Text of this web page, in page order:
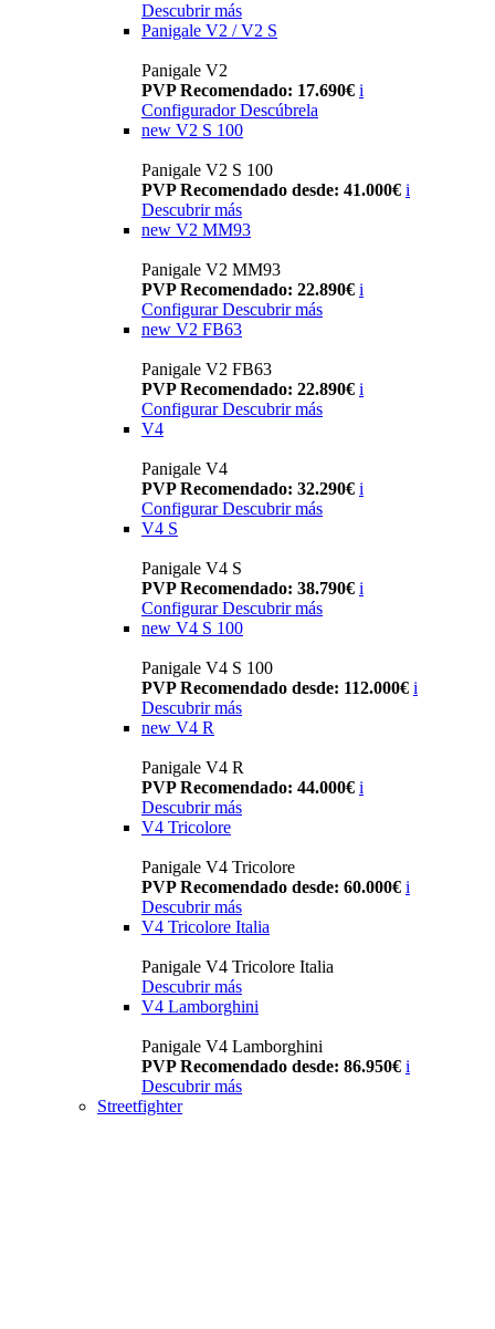
Descubrir más
Panigale V2 / V2 S
Panigale V2
PVP Recomendado: 17.690€ i
Configurador Descúbrela
new V2 S 100
Panigale V2 S 100
PVP Recomendado desde: 41.000€ i
Descubrir más
new V2 MM93
Panigale V2 MM93
PVP Recomendado: 22.890€ i
Configurar Descubrir más
new V2 FB63
Panigale V2 FB63
PVP Recomendado: 22.890€ i
Configurar Descubrir más
V4
Panigale V4
PVP Recomendado: 32.290€ i
Configurar Descubrir más
V4 S
Panigale V4 S
PVP Recomendado: 38.790€ i
Configurar Descubrir más
new V4 S 100
Panigale V4 S 100
PVP Recomendado desde: 112.000€ i
Descubrir más
new V4 R
Panigale V4 R
PVP Recomendado: 44.000€ i
Descubrir más
V4 Tricolore
Panigale V4 Tricolore
PVP Recomendado desde: 60.000€ i
Descubrir más
V4 Tricolore Italia
Panigale V4 Tricolore Italia
Descubrir más
V4 Lamborghini
Panigale V4 Lamborghini
PVP Recomendado desde: 86.950€ i
Descubrir más
Streetfighter